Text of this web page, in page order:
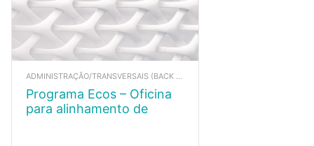
ADMINISTRAÇÃO/TRANSVERSAIS (BACK UP)
Programa Ecos – Oficina
para alinhamento de